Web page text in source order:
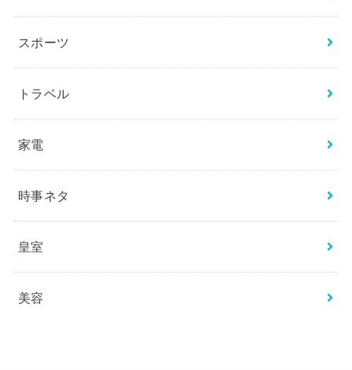
スポーツ
トラベル
家電
時事ネタ
皇室
美容